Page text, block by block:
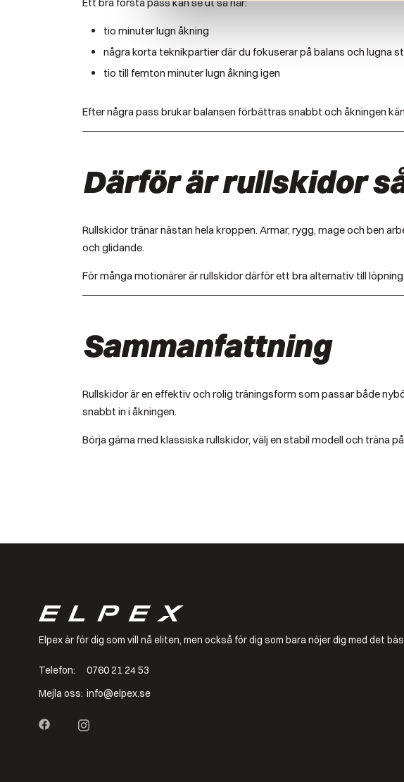
tio minuter lugn åkning
några korta teknikpartier där du fokuserar på balans och lugna
tio till femton minuter lugn åkning igen
Efter några pass brukar balansen förbättras snabbt och åkningen
Därför är rullskidor
Rullskidor tränar nästan hela kroppen. Armar, rygg, mage och ben
och glidande.
För många motionärer är rullskidor därför ett bra alternativ till
Sammanfattning
Rullskidor är en effektiv och rolig träningsform som passar både
snabbt in i åkningen.
Börja gärna med klassiska rullskidor, välj en stabil modell och träna
Elpex är för dig som vill nå eliten, men också för dig som bara nöjer dig med det
Telefon: 0760 21 24 53
Mejla oss: info@elpex.se